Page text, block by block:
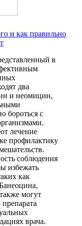
и как правильно
в
два
и неомицин,
бороться с
лечение
профилактику
соблюдения
избежать
как
могут
врача.